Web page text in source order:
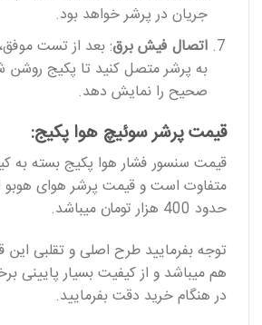
جریان در پرشر خواهد بود.
اتصال فیش برق: بعد از تست
به پرشر متصل کنید تا پکیج روشن
صحیح را نمایش دهد.
قیمت پرشر سوئیچ هوا پکیج:
قیمت سنسور فشار هوا پکیج بسته به
متفاوت است و قیمت پرشر هوای هوبو
حدود 400 هزار تومان میباشد.
توجه بفرمایید طرح اصلی و تقلبی این
هم میباشد و از کیفیت بسیار پایینی
در هنگام خرید دقت بفرمایید.